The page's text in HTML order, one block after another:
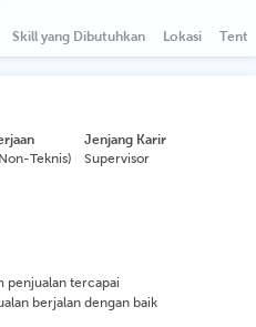
Skill yang Dibutuhkan Lokasi
Teknis)
Jenjang Karir
Supervisor
penjualan tercapai
berjalan dengan baik